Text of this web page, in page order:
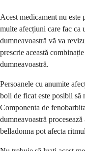
Acest medicament nu este
multe afecțiuni care fac ca
dumneavoastră vă va
prescrie această
dumneavoastră.
Persoanele cu anumite
boli de ficat este posibil să
Componenta de
dumneavoastră
belladonna pot afecta